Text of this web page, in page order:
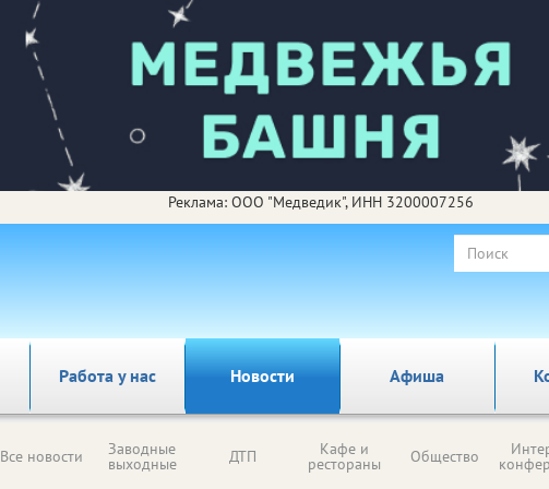
Реклама: ООО "Медведик", ИНН 3200007256
Работа у нас Новости Афиша
Все новости Заводные
выходные ДТП Кафе и
рестораны Общество